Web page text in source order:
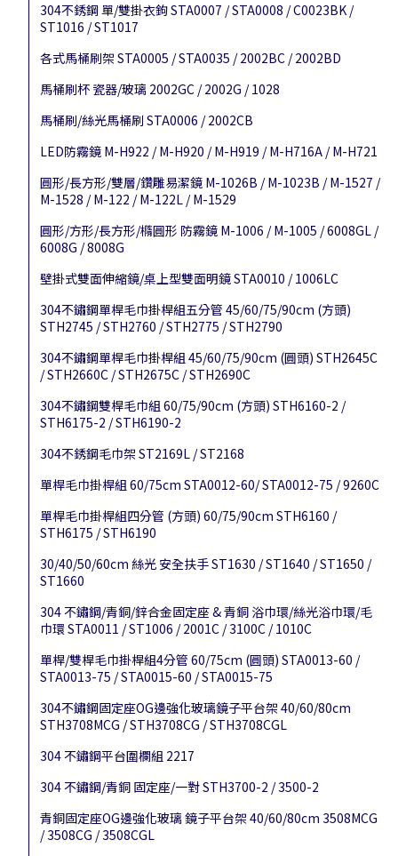
304不銹鋼 單/雙掛衣鉤 STA0007 / STA0008 / C0023BK /
ST1016 / ST1017
各式馬桶刷架 STA0005 / STA0035 / 2002BC / 2002BD
馬桶刷杯 瓷器/玻璃 2002GC / 2002G / 1028
馬桶刷/絲光馬桶刷 STA0006 / 2002CB
LED防霧鏡 M-H922 / M-H920 / M-H919 / M-H716A / M-H721
圓形/長方形/雙層/鑽雕易潔鏡 M-1026B / M-1023B / M-1527 /
M-1528 / M-122 / M-122L / M-1529
圓形/方形/長方形/橢圓形 防霧鏡 M-1006 / M-1005 / 6008GL /
6008G / 8008G
壁掛式雙面伸縮鏡/桌上型雙面明鏡 STA0010 / 1006LC
304不鏽鋼單桿毛巾掛桿組五分管 45/60/75/90cm (方頭)
STH2745 / STH2760 / STH2775 / STH2790
304不鏽鋼單桿毛巾掛桿組 45/60/75/90cm (圓頭) STH2645C
/ STH2660C / STH2675C / STH2690C
304不鏽鋼雙桿毛巾組 60/75/90cm (方頭) STH6160-2 /
STH6175-2 / STH6190-2
304不銹鋼毛巾架 ST2169L / ST2168
單桿毛巾掛桿組 60/75cm STA0012-60/ STA0012-75 / 9260C
單桿毛巾掛桿組四分管 (方頭) 60/75/90cm STH6160 /
STH6175 / STH6190
30/40/50/60cm 絲光 安全扶手 ST1630 / ST1640 / ST1650 /
ST1660
304 不鏽鋼/青銅/鋅合金固定座 & 青銅 浴巾環/絲光浴巾環/毛
巾環 STA0011 / ST1006 / 2001C / 3100C / 1010C
單桿/雙桿毛巾掛桿組4分管 60/75cm (圓頭) STA0013-60 /
STA0013-75 / STA0015-60 / STA0015-75
304不鏽鋼固定座OG邊強化玻璃鏡子平台架 40/60/80cm
STH3708MCG / STH3708CG / STH3708CGL
304 不鏽鋼平台圍欄組 2217
304 不鏽鋼/青銅 固定座/一對 STH3700-2 / 3500-2
青銅固定座OG邊強化玻璃 鏡子平台架 40/60/80cm 3508MCG
/ 3508CG / 3508CGL